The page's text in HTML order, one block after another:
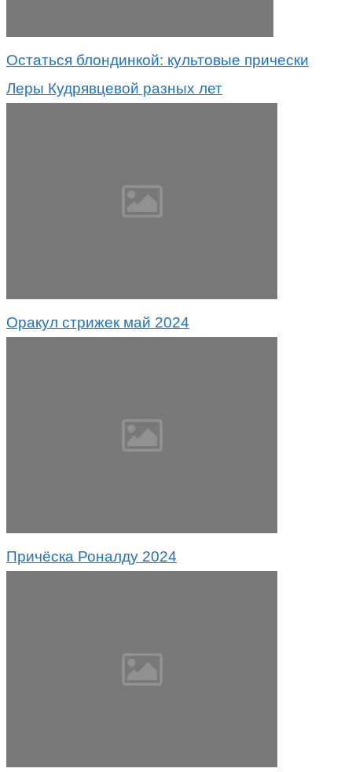
Остаться блондинкой: культовые прически
Леры Кудрявцевой разных лет
Оракул стрижек май 2024
Причёска Роналду 2024